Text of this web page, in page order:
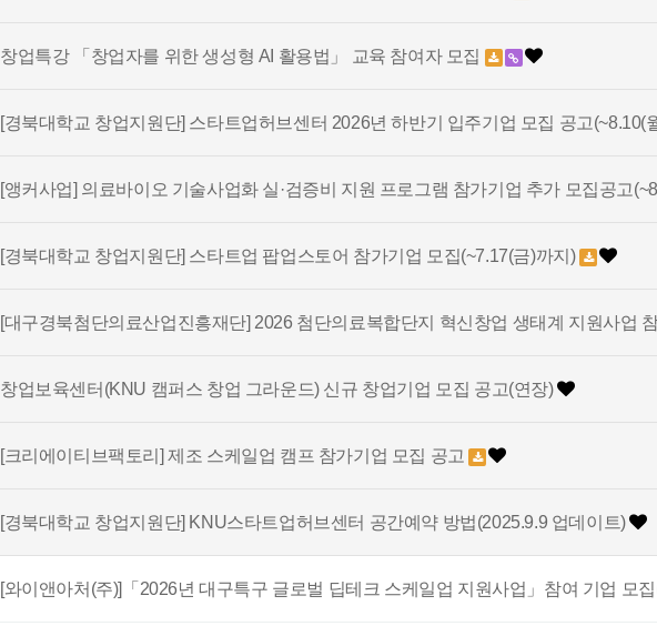
창업특강 「창업자를 위한 생성형 AI 활용법」 교육 참여자 모집
[경북대학교 창업지원단] 스타트업허브센터 2026년 하반기 입주기업 모집 공고(~8.10(
[앵커사업] 의료바이오 기술사업화 실·검증비 지원 프로그램 참가기업 추가 모집공고
[경북대학교 창업지원단] 스타트업 팝업스토어 참가기업 모집(~7.17(금)까지)
[대구경북첨단의료산업진흥재단] 2026 첨단의료복합단지 혁신창업 생태계 지원사업
창업보육센터(KNU 캠퍼스 창업 그라운드) 신규 창업기업 모집 공고(연장)
[크리에이티브팩토리] 제조 스케일업 캠프 참가기업 모집 공고
[경북대학교 창업지원단] KNU스타트업허브센터 공간예약 방법(2025.9.9 업데이트)
[와이앤아처(주)]「2026년 대구특구 글로벌 딥테크 스케일업 지원사업」참여 기업 모